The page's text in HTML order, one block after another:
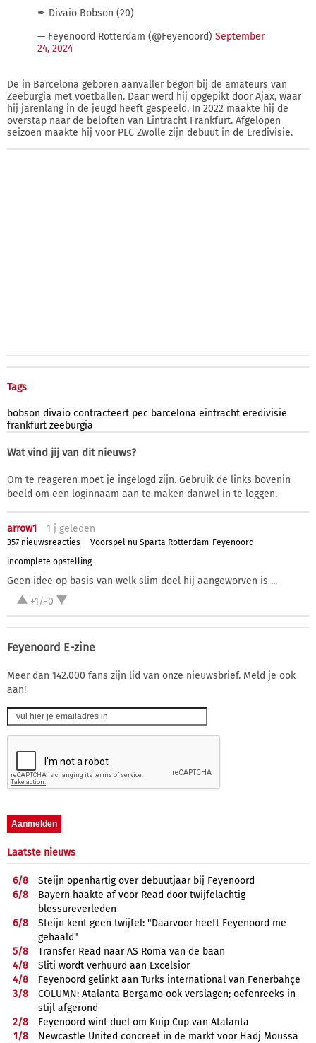
✒ Divaio Bobson (20)
— Feyenoord Rotterdam (@Feyenoord) September
24, 2024
De in Barcelona geboren aanvaller begon bij de amateurs van
Zeeburgia met voetballen. Daar werd hij opgepikt door Ajax, waar
hij jarenlang in de jeugd heeft gespeeld. In 2022 maakte hij de
overstap naar de beloften van Eintracht Frankfurt. Afgelopen
seizoen maakte hij voor PEC Zwolle zijn debuut in de Eredivisie.
Tags
bobson divaio contracteert pec barcelona eintracht eredivisie
frankfurt zeeburgia
Wat vind jij van dit nieuws?
Om te reageren moet je ingelogd zijn. Gebruik de links bovenin
beeld om een loginnaam aan te maken danwel in te loggen.
arrow1 1 j geleden
357 nieuwsreacties
Voorspel nu Sparta Rotterdam-Feyenoord
incomplete opstelling
Geen idee op basis van welk slim doel hij aangeworven is ...
+1/-0
Feyenoord E-zine
Meer dan 142.000 fans zijn lid van onze nieuwsbrief. Meld je ook
aan!
Laatste nieuws
6/8
Steijn openhartig over debuutjaar bij Feyenoord
6/8
Bayern haakte af voor Read door twijfelachtig
blessureverleden
6/8
Steijn kent geen twijfel: "Daarvoor heeft Feyenoord me
gehaald"
5/8
Transfer Read naar AS Roma van de baan
4/8
Sliti wordt verhuurd aan Excelsior
4/8
Feyenoord gelinkt aan Turks international van Fenerbahçe
3/8
COLUMN: Atalanta Bergamo ook verslagen; oefenreeks in
stijl afgerond
2/8
Feyenoord wint duel om Kuip Cup van Atalanta
1/8
Newcastle United concreet in de markt voor Hadj Moussa